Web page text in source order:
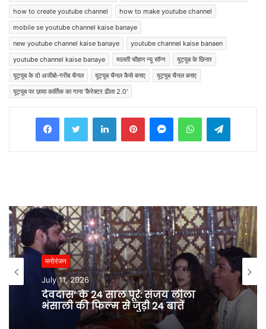
how to create youtube channel
how to make youtube channel
mobile se youtube channel kaise banaye
new youtube channel kaise banaye
youtube channel kaise banaen
youtube channel kaise banaye
मालती चौहान न्यू सॉन्ग
यूट्यूब के छिनार
यूट्यूब के दो अजीबो-गरीब चैनल
यूट्यूब चैनल कैसे बनाए
यूट्यूब चैनल बनाए
यूट्यूब पर छाया कार्तिक का गाना 'कैरेक्टर ढीला 2.0'
मनोरंजन
July 11, 2026
देवदास’ के 24 साल पूरे: संजय लीला
भंसाली की फिल्म से जुड़ी 24 बातें
मनोरंजन
July 10, 2026